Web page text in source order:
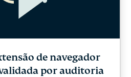
de navegador
por auditoria